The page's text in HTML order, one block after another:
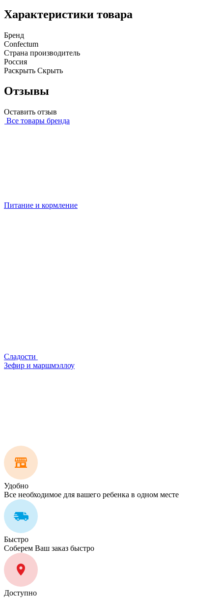
Характеристики товара
Бренд
Confectum
Страна производитель
Россия
Раскрыть Скрыть
Отзывы
Оставить отзыв
Все товары бренда
Питание и кормление
Сладости
Зефир и маршмэллоу
Удобно
Все необходимое для вашего ребенка в одном месте
Быстро
Соберем Ваш заказ быстро
Доступно